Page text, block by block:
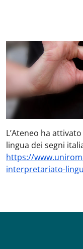
L’Ateneo ha
lingua dei segni
https://
interpretariato-